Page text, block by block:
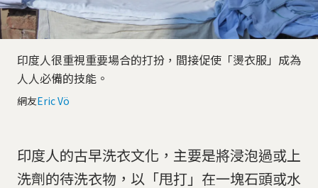
印度人很重視重要場合的打扮，間接促使「燙衣服」成為
人人必備的技能。
網友Eric Vö
印度人的古早洗衣文化，主要是將浸泡過或上
洗劑的待洗衣物，以「甩打」在一塊石頭或水